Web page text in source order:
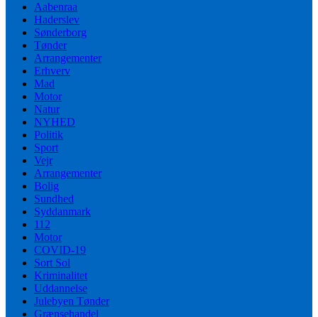
Aabenraa
Haderslev
Sønderborg
Tønder
Arrangementer
Erhverv
Mad
Motor
Natur
NYHED
Politik
Sport
Vejr
Arrangementer
Bolig
Sundhed
Syddanmark
112
Motor
COVID-19
Sort Sol
Kriminalitet
Uddannelse
Julebyen Tønder
Grænsehandel